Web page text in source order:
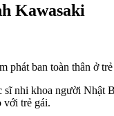
Kawasaki
phát ban toàn thân ở
sĩ nhi khoa người
với trẻ gái.